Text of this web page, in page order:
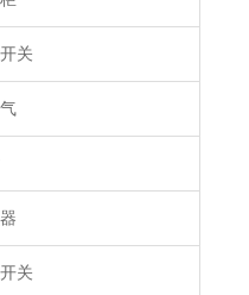
关
关